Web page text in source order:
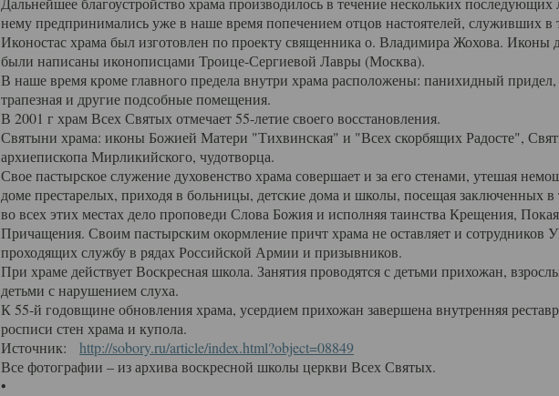
нему предпринимались уже в наше время попечением отцов настоятелей, служивших в
Иконостас храма был изготовлен по проекту священника о. Владимира Жохова. Иконы
были написаны иконописцами Троице-Сергиевой Лавры (Москва).
В наше время кроме главного предела внутри храма расположены: панихидный
трапезная и другие подсобные помещения.
В 2001 г храм Всех Святых отмечает 55-летие своего восстановления.
Святыни храма: иконы Божией Матери "Тихвинская" и "Всех скорбящих Радосте",
архиепископа Мирликийского, чудотворца.
Свое пастырское служение духовенство храма совершает и за его стенами, утешая
доме престарелых, приходя в больницы, детские дома и школы, посещая заключенных
во всех этих местах дело проповеди Слова Божия и исполняя таинства Крещения,
Причащения. Своим пастырским окормление причт храма не оставляет и сотрудников
проходящих службу в рядах Российской Армии и призывников.
При храме действует Воскресная школа. Занятия проводятся с детьми прихожан,
детьми с нарушением слуха.
К 55-й годовщине обновления храма, усердием прихожан завершена внутренняя
росписи стен храма и купола.
Источник: http://sobory.ru/article/index.html?object=08849
Все фотографии – из архива воскресной школы церкви Всех Святых.
•